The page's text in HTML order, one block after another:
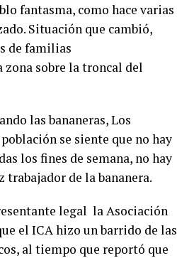
fantasma, como hace varias
Situación que cambió,
de familias
zona sobre la troncal del
las bananeras, Los
se siente que no hay
los fines de semana, no hay
trabajador de la bananera.
legal la Asociación
el ICA hizo un barrido de las
al tiempo que reportó que